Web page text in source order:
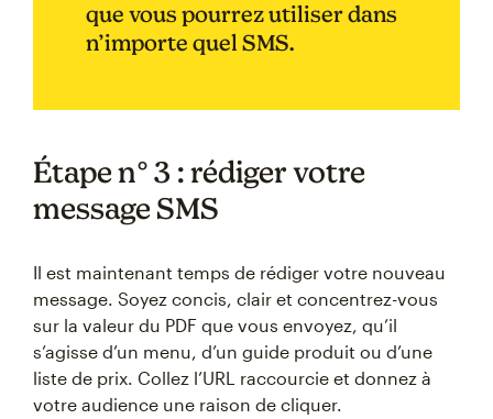
que vous pourrez utiliser dans
n’importe quel SMS.
Étape n° 3 : rédiger votre
message SMS
Il est maintenant temps de rédiger votre nouveau
message. Soyez concis, clair et concentrez-vous
sur la valeur du PDF que vous envoyez, qu’il
s’agisse d’un menu, d’un guide produit ou d’une
liste de prix. Collez l’URL raccourcie et donnez à
votre audience une raison de cliquer.